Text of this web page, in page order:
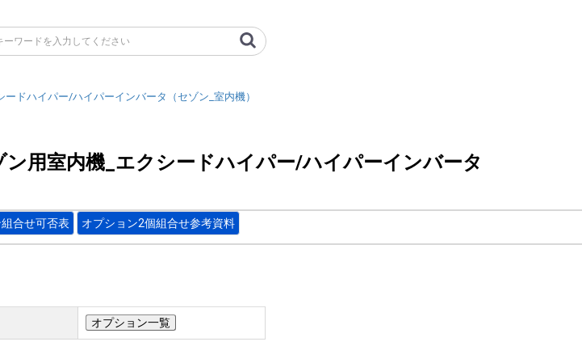
静圧ダクト形）_セゾン用室内機_エクシード
ードハイパー/ハイパーインバータ（セゾン_室内機）
ン用室内機_エクシードハイパー/ハイパーインバータ
合せ可否表 オプション2個組合せ参考資料
オプション一覧